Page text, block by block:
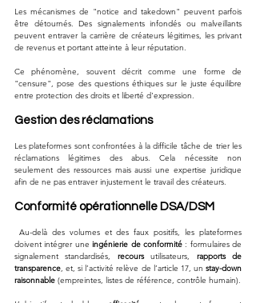
Les mécanismes de "notice and takedown" peuvent parfois
être détournés. Des signalements infondés ou malveillants
peuvent entraver la carrière de créateurs légitimes, les privant
de revenus et portant atteinte à leur réputation.
Ce phénomène, souvent décrit comme une forme de
"censure", pose des questions éthiques sur le juste équilibre
entre protection des droits et liberté d'expression.
Gestion des réclamations
Les plateformes sont confrontées à la difficile tâche de trier les
réclamations légitimes des abus. Cela nécessite non
seulement des ressources mais aussi une expertise juridique
afin de ne pas entraver injustement le travail des créateurs.
Conformité opérationnelle DSA/DSM
doivent intégrer une ingénierie de conformité : formulaires de
signalement standardisés, recours utilisateurs, rapports de
transparence, et, si l’activité relève de l’article 17, un stay-down
raisonnable